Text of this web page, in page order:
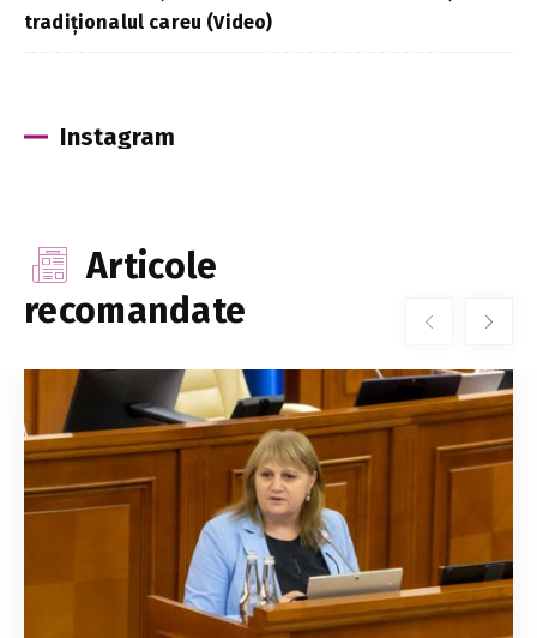
tradiționalul careu (Video)
Instagram
Articole
recomandate